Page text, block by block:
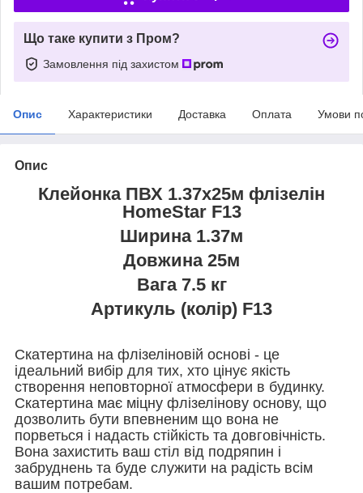
Що таке купити з Пром?
Замовлення під захистом
Опис Характеристики Доставка Оплата Умови
Опис
Клейонка ПВХ 1.37х25м флізелін
HomeStar F13
Ширина 1.37м
Довжина 25м
Вага 7.5 кг
Артикуль (колір) F13
Скатертина на флізеліновій основі - це
ідеальний вибір для тих, хто цінує якість
створення неповторної атмосфери в будинку.
Скатертина має міцну флізелінову основу, що
дозволить бути впевненим що вона не
порветься і надасть стійкість та довговічність.
Вона захистить ваш стіл від подряпин і
забруднень та буде служити на радість всім
вашим потребам.